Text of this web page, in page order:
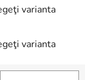
varianta
varianta